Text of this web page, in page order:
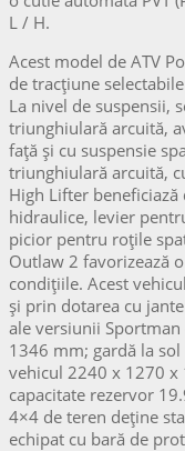
L / H.
Acest model de ATV
de tracțiune
La nivel de suspensii,
triunghiulară arcuită,
față și cu suspensie
triunghiulară arcuită,
High Lifter
hidraulice, levier
picior pentru roțile
Outlaw 2 favorizează
condițiile. Acest
și prin dotarea cu
ale versiunii
1346 mm; gardă la
vehicul 2240 x 1270 x
capacitate rezervor
4×4 de teren deține
echipat cu bară de